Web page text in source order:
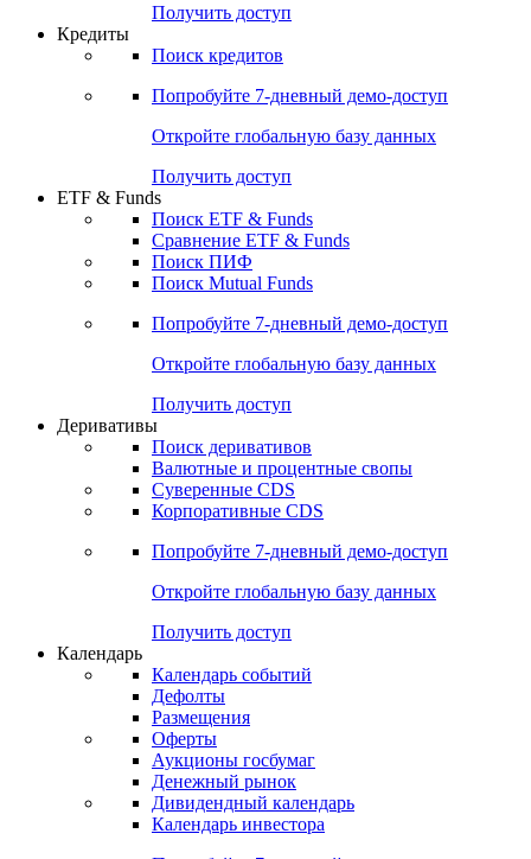
Получить доступ
Кредиты
Поиск кредитов
Попробуйте 7-дневный демо-доступ
Откройте глобальную базу данных
Получить доступ
ETF & Funds
Поиск ETF & Funds
Сравнение ETF & Funds
Поиск ПИФ
Поиск Mutual Funds
Попробуйте 7-дневный демо-доступ
Откройте глобальную базу данных
Получить доступ
Деривативы
Поиск деривативов
Валютные и процентные свопы
Суверенные CDS
Корпоративные CDS
Попробуйте 7-дневный демо-доступ
Откройте глобальную базу данных
Получить доступ
Календарь
Календарь событий
Дефолты
Размещения
Оферты
Аукционы госбумаг
Денежный рынок
Дивидендный календарь
Календарь инвестора